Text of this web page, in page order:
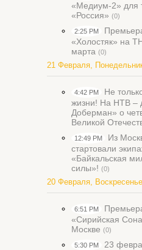
«Медиум-2» для
«Россия» (0)
2:25 PM
«Холостяк» на
марта (0)
21 Февраля,
4:42 PM
Не
жизни! На НТВ –
Доберман» о
Великой
12:49 PM
Из
стартовали
«Байкальская
силы»! (0)
20 Февраля, Воскресенье
6:51 PM
«Сирийская
Москве (0)
5:30 PM
23